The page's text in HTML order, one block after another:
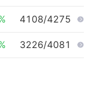
4108/4275
3226/4081